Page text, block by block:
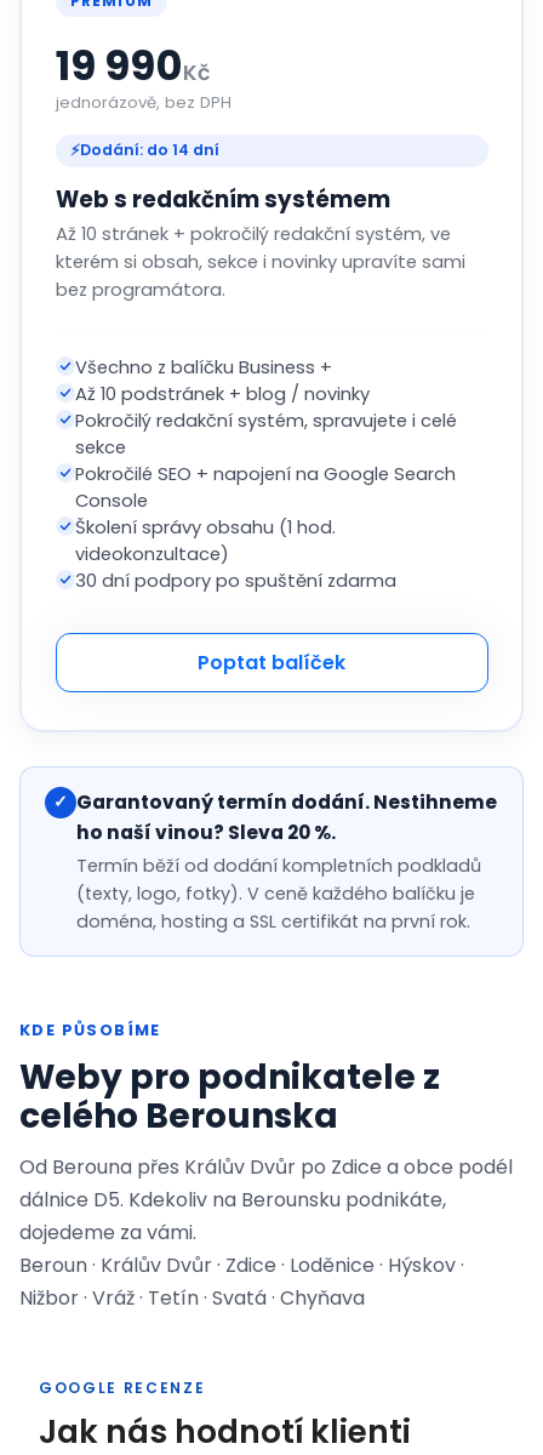
19 990Kč
jednorázově, bez DPH
⚡Dodání: do 14 dní
Web s redakčním systémem
Až 10 stránek + pokročilý redakční systém, ve
kterém si obsah, sekce i novinky upravíte sami
bez programátora.
Všechno z balíčku Business +
Až 10 podstránek + blog / novinky
Pokročilý redakční systém, spravujete i celé
sekce
Pokročilé SEO + napojení na Google Search
Console
Školení správy obsahu (1 hod.
videokonzultace)
30 dní podpory po spuštění zdarma
Poptat balíček
✓ Garantovaný termín dodání. Nestihneme
ho naší vinou? Sleva 20 %.
Termín běží od dodání kompletních podkladů
(texty, logo, fotky). V ceně každého balíčku je
doména, hosting a SSL certifikát na první rok.
KDE PŮSOBÍME
Weby pro podnikatele z
celého Berounska
Od Berouna přes Králův Dvůr po Zdice a obce podél
dálnice D5. Kdekoliv na Berounsku podnikáte,
dojedeme za vámi.
Beroun · Králův Dvůr · Zdice · Loděnice · Hýskov ·
Nižbor · Vráž · Tetín · Svatá · Chyňava
GOOGLE RECENZE
Jak nás hodnotí klienti